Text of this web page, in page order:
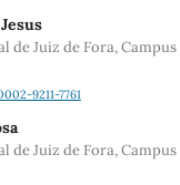
de Juiz de Fora,
9211-7761
de Juiz de Fora,